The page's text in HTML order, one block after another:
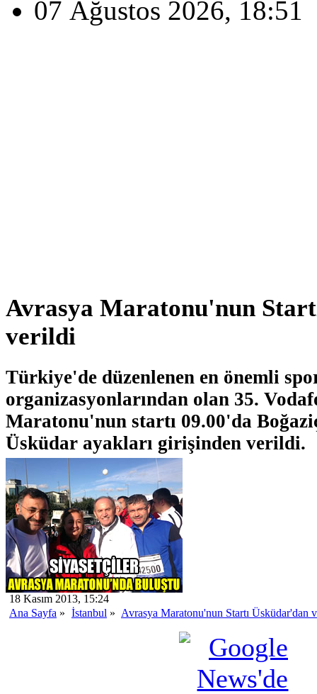
07 Ağustos 2026, 18:51
Avrasya Maratonu'nun
verildi
Türkiye'de düzenlenen en önemli
organizasyonlarından olan 35.
Maratonu'nun startı 09.00'da
Üsküdar ayakları girişinden verildi.
18 Kasım 2013, 15:24
Ana Sayfa » İstanbul » Avrasya Maratonu'nun Startı Üsküdar'dan